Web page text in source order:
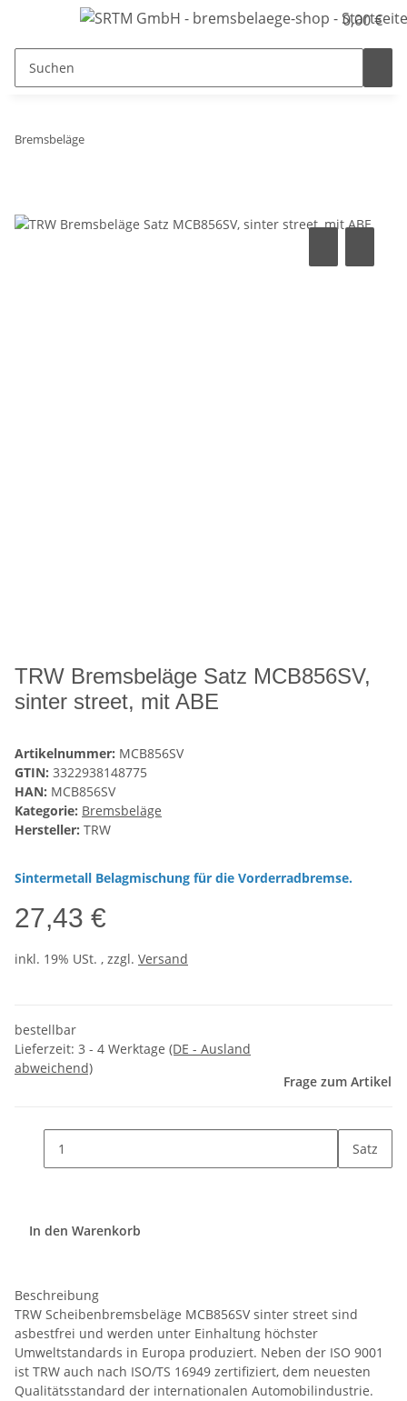
0,00 €
Bremsbeläge
TRW Bremsbeläge Satz MCB856SV,
sinter street, mit ABE
Artikelnummer: MCB856SV
GTIN: 3322938148775
HAN: MCB856SV
Kategorie: Bremsbeläge
Hersteller: TRW
Sintermetall Belagmischung für die Vorderradbremse.
27,43 €
inkl. 19% USt. , zzgl. Versand
bestellbar
Lieferzeit: 3 - 4 Werktage (DE - Ausland
abweichend)
Frage zum Artikel
Satz
In den Warenkorb
Beschreibung
TRW Scheibenbremsbeläge MCB856SV sinter street sind
asbestfrei und werden unter Einhaltung höchster
Umweltstandards in Europa produziert. Neben der ISO 9001
ist TRW auch nach ISO/TS 16949 zertifiziert, dem neuesten
Qualitätsstandard der internationalen Automobilindustrie.